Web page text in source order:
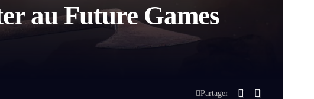
au Future Games
Partager